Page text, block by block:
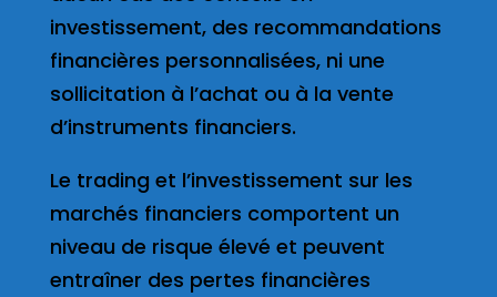
investissement, des recommandations
financières personnalisées, ni une
sollicitation à l’achat ou à la vente
d’instruments financiers.
Le trading et l’investissement sur les
marchés financiers comportent un
niveau de risque élevé et peuvent
entraîner des pertes financières